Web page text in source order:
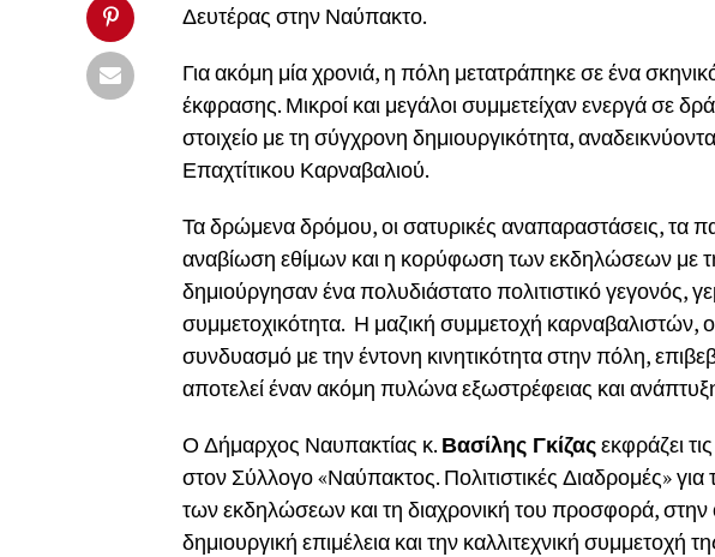
Δευτέρας στην Ναύπακτο.
Για ακόμη μία χρονιά, η πόλη μετατράπηκε σε ένα
έκφρασης. Μικροί και μεγάλοι συμμετείχαν ενεργά σε
στοιχείο με τη σύγχρονη δημιουργικότητα,
Επαχτίτικου Καρναβαλιού.
Τα δρώμενα δρόμου, οι σατυρικές αναπαραστάσεις, τα
αναβίωση εθίμων και η κορύφωση των εκδηλώσεων με
δημιούργησαν ένα πολυδιάστατο πολιτιστικό γεγονός,
συμμετοχικότητα. Η μαζική συμμετοχή καρναβαλιστών,
συνδυασμό με την έντονη κινητικότητα στην πόλη,
αποτελεί έναν ακόμη πυλώνα εξωστρέφειας και
Ο Δήμαρχος Ναυπακτίας κ. Βασίλης Γκίζαςεκφράζει
στον Σύλλογο «Ναύπακτος. Πολιτιστικές Διαδρομές»
των εκδηλώσεων και τη διαχρονική του προσφορά, στην
δημιουργική επιμέλεια και την καλλιτεχνική